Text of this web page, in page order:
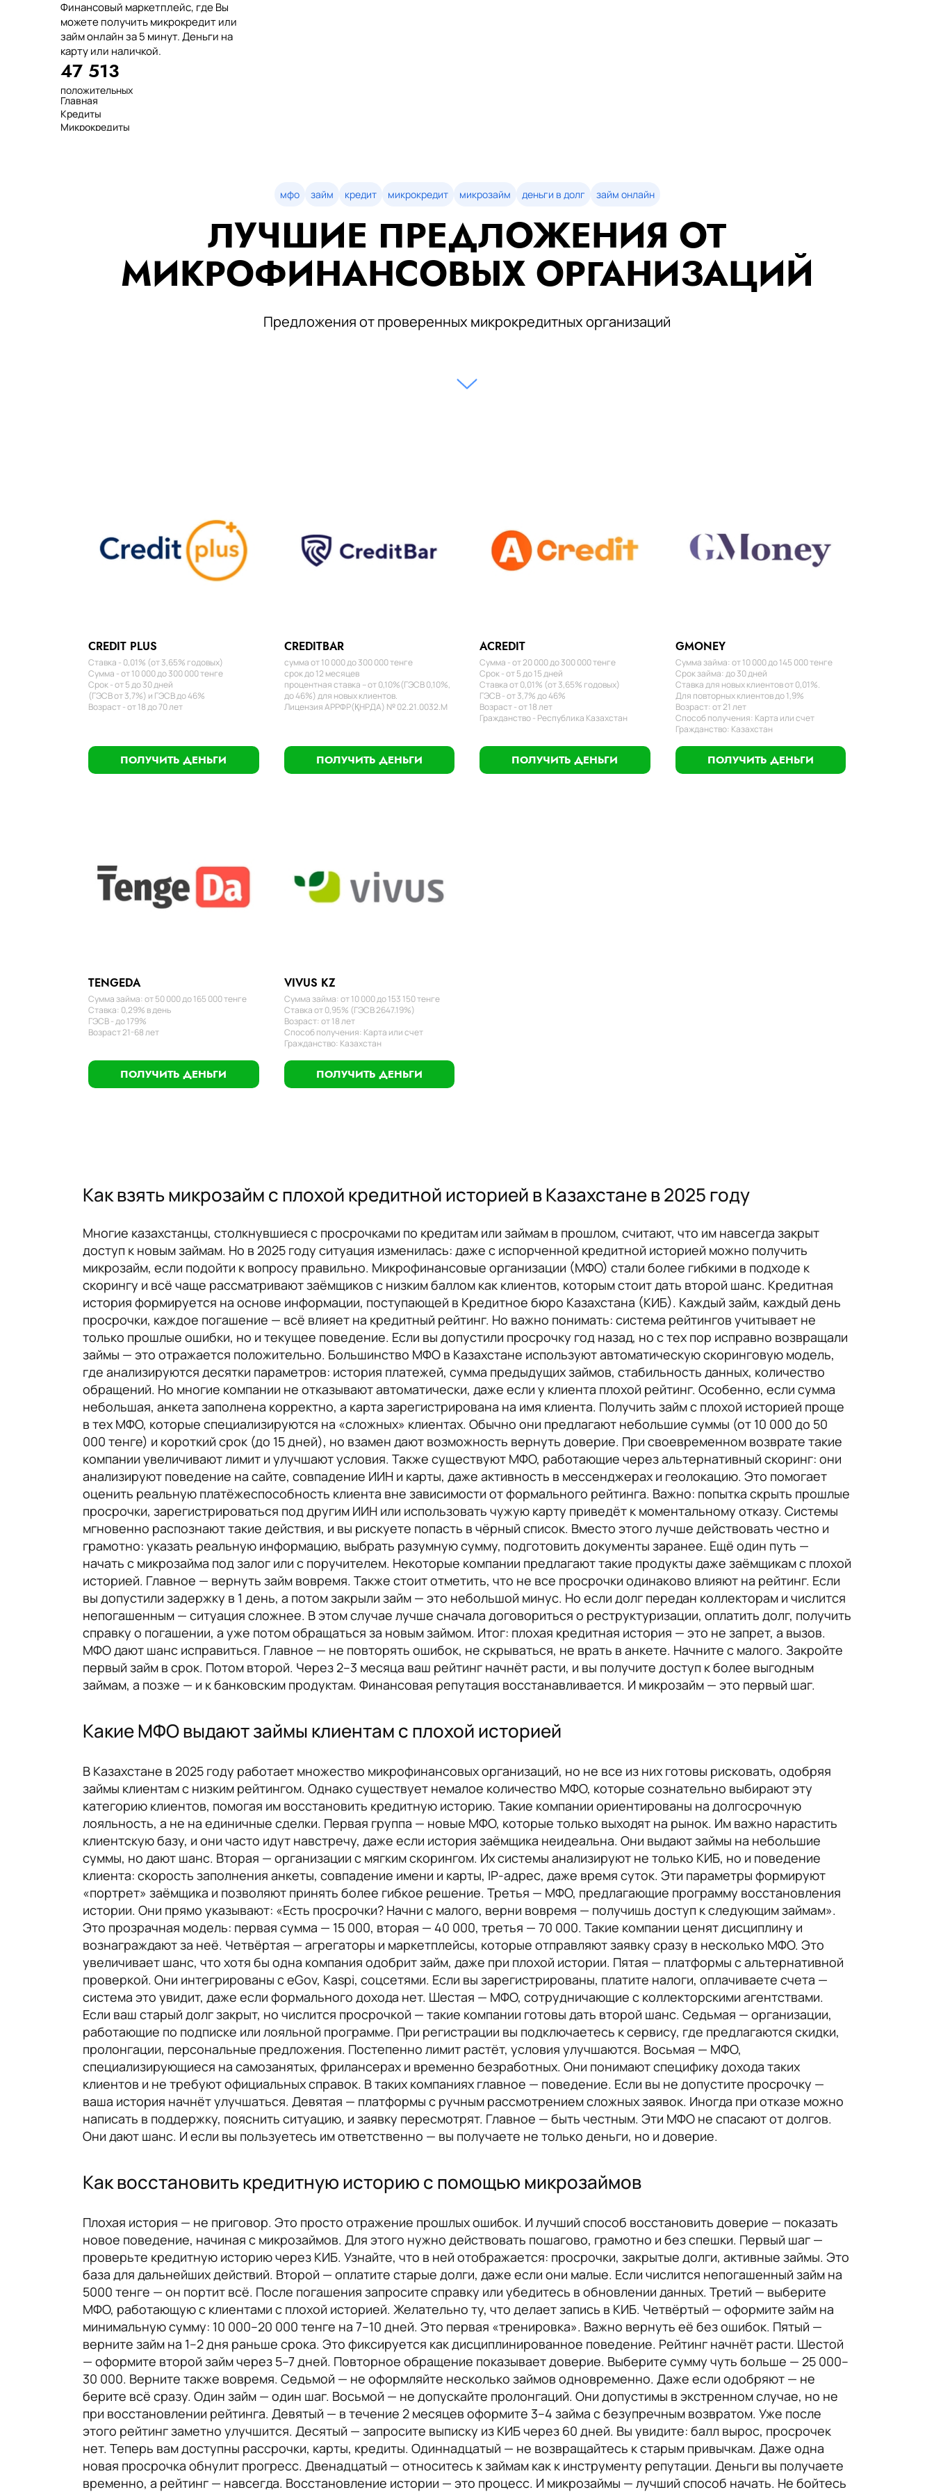
Финансовый маркетплейс, где Вы
можете получить микрокредит или
займ онлайн за 5 минут. Деньги на
карту или наличкой.
47 513
положительных
отзывов
тенге выдано
нашим клиентам
7 минут
Главная
Кредиты
Микрокредиты
мфо займ кредит микрокредит микрозайм деньги в долг займ онлайн
ЛУЧШИЕ ПРЕДЛОЖЕНИЯ ОТ
МИКРОФИНАНСОВЫХ ОРГАНИЗАЦИЙ
Предложения от проверенных микрокредитных организаций
CREDIT PLUS
Ставка - 0,01% (от 3,65% годовых)
Сумма - от 10 000 до 300 000 тенге
Срок - от 5 до 30 дней
(ГЭСВ от 3,7%) и ГЭСВ до 46%
Возраст - от 18 до 70 лет
ПОЛУЧИТЬ ДЕНЬГИ
CREDITBAR
сумма от 10 000 до 300 000 тенге
срок до 12 месяцев
процентная ставка – от 0,10%(ГЭСВ 0,10%,
до 46%) для новых клиентов.
Лицензия АРРФР(ҚНРДА) № 02.21.0032.М
ПОЛУЧИТЬ ДЕНЬГИ
ACREDIT
Сумма - от 20 000 до 300 000 тенге
Срок - от 5 до 15 дней
Ставка от 0,01% (от 3,65% годовых)
ГЭСВ - от 3,7% до 46%
Возраст - от 18 лет
Гражданство - Республика Казахстан
ПОЛУЧИТЬ ДЕНЬГИ
GMONEY
Сумма займа: от 10 000 до 145 000 тенге
Срок займа: до 30 дней
Ставка для новых клиентов от 0,01%.
Для повторных клиентов до 1,9%
Возраст: от 21 лет
Способ получения: Карта или счет
Гражданство: Казахстан
ПОЛУЧИТЬ ДЕНЬГИ
TENGEDA
Сумма займа: от 50 000 до 165 000 тенге
Ставка: 0,29% в день
ГЭСВ - до 179%
Возраст 21-68 лет
ПОЛУЧИТЬ ДЕНЬГИ
VIVUS KZ
Сумма займа: от 10 000 до 153 150 тенге
Ставка от 0,95% (ГЭСВ 2647.19%)
Возраст: от 18 лет
Способ получения: Карта или счет
Гражданство: Казахстан
ПОЛУЧИТЬ ДЕНЬГИ
Как взять микрозайм с плохой кредитной историей в Казахстане в 2025 году
Многие казахстанцы, столкнувшиеся с просрочками по кредитам или займам в прошлом, считают, что им навсегда закрыт
доступ к новым займам. Но в 2025 году ситуация изменилась: даже с испорченной кредитной историей можно получить
микрозайм, если подойти к вопросу правильно. Микрофинансовые организации (МФО) стали более гибкими в подходе к
скорингу и всё чаще рассматривают заёмщиков с низким баллом как клиентов, которым стоит дать второй шанс. Кредитная
история формируется на основе информации, поступающей в Кредитное бюро Казахстана (КИБ). Каждый займ, каждый день
просрочки, каждое погашение — всё влияет на кредитный рейтинг. Но важно понимать: система рейтингов учитывает не
только прошлые ошибки, но и текущее поведение. Если вы допустили просрочку год назад, но с тех пор исправно возвращали
займы — это отражается положительно. Большинство МФО в Казахстане используют автоматическую скоринговую модель,
где анализируются десятки параметров: история платежей, сумма предыдущих займов, стабильность данных, количество
обращений. Но многие компании не отказывают автоматически, даже если у клиента плохой рейтинг. Особенно, если сумма
небольшая, анкета заполнена корректно, а карта зарегистрирована на имя клиента. Получить займ с плохой историей проще
в тех МФО, которые специализируются на «сложных» клиентах. Обычно они предлагают небольшие суммы (от 10 000 до 50
000 тенге) и короткий срок (до 15 дней), но взамен дают возможность вернуть доверие. При своевременном возврате такие
компании увеличивают лимит и улучшают условия. Также существуют МФО, работающие через альтернативный скоринг: они
анализируют поведение на сайте, совпадение ИИН и карты, даже активность в мессенджерах и геолокацию. Это помогает
оценить реальную платёжеспособность клиента вне зависимости от формального рейтинга. Важно: попытка скрыть прошлые
просрочки, зарегистрироваться под другим ИИН или использовать чужую карту приведёт к моментальному отказу. Системы
мгновенно распознают такие действия, и вы рискуете попасть в чёрный список. Вместо этого лучше действовать честно и
грамотно: указать реальную информацию, выбрать разумную сумму, подготовить документы заранее. Ещё один путь —
начать с микрозайма под залог или с поручителем. Некоторые компании предлагают такие продукты даже заёмщикам с плохой
историей. Главное — вернуть займ вовремя. Также стоит отметить, что не все просрочки одинаково влияют на рейтинг. Если
вы допустили задержку в 1 день, а потом закрыли займ — это небольшой минус. Но если долг передан коллекторам и числится
непогашенным — ситуация сложнее. В этом случае лучше сначала договориться о реструктуризации, оплатить долг, получить
справку о погашении, а уже потом обращаться за новым займом. Итог: плохая кредитная история — это не запрет, а вызов.
МФО дают шанс исправиться. Главное — не повторять ошибок, не скрываться, не врать в анкете. Начните с малого. Закройте
первый займ в срок. Потом второй. Через 2–3 месяца ваш рейтинг начнёт расти, и вы получите доступ к более выгодным
займам, а позже — и к банковским продуктам. Финансовая репутация восстанавливается. И микрозайм — это первый шаг.
Какие МФО выдают займы клиентам с плохой историей
В Казахстане в 2025 году работает множество микрофинансовых организаций, но не все из них готовы рисковать, одобряя
займы клиентам с низким рейтингом. Однако существует немалое количество МФО, которые сознательно выбирают эту
категорию клиентов, помогая им восстановить кредитную историю. Такие компании ориентированы на долгосрочную
лояльность, а не на единичные сделки. Первая группа — новые МФО, которые только выходят на рынок. Им важно нарастить
клиентскую базу, и они часто идут навстречу, даже если история заёмщика неидеальна. Они выдают займы на небольшие
суммы, но дают шанс. Вторая — организации с мягким скорингом. Их системы анализируют не только КИБ, но и поведение
клиента: скорость заполнения анкеты, совпадение имени и карты, IP-адрес, даже время суток. Эти параметры формируют
«портрет» заёмщика и позволяют принять более гибкое решение. Третья — МФО, предлагающие программу восстановления
истории. Они прямо указывают: «Есть просрочки? Начни с малого, верни вовремя — получишь доступ к следующим займам».
Это прозрачная модель: первая сумма — 15 000, вторая — 40 000, третья — 70 000. Такие компании ценят дисциплину и
вознаграждают за неё. Четвёртая — агрегаторы и маркетплейсы, которые отправляют заявку сразу в несколько МФО. Это
увеличивает шанс, что хотя бы одна компания одобрит займ, даже при плохой истории. Пятая — платформы с альтернативной
проверкой. Они интегрированы с eGov, Kaspi, соцсетями. Если вы зарегистрированы, платите налоги, оплачиваете счета —
система это увидит, даже если формального дохода нет. Шестая — МФО, сотрудничающие с коллекторскими агентствами.
Если ваш старый долг закрыт, но числится просрочкой — такие компании готовы дать второй шанс. Седьмая — организации,
работающие по подписке или лояльной программе. При регистрации вы подключаетесь к сервису, где предлагаются скидки,
пролонгации, персональные предложения. Постепенно лимит растёт, условия улучшаются. Восьмая — МФО,
специализирующиеся на самозанятых, фрилансерах и временно безработных. Они понимают специфику дохода таких
клиентов и не требуют официальных справок. В таких компаниях главное — поведение. Если вы не допустите просрочку —
ваша история начнёт улучшаться. Девятая — платформы с ручным рассмотрением сложных заявок. Иногда при отказе можно
написать в поддержку, пояснить ситуацию, и заявку пересмотрят. Главное — быть честным. Эти МФО не спасают от долгов.
Они дают шанс. И если вы пользуетесь им ответственно — вы получаете не только деньги, но и доверие.
Как восстановить кредитную историю с помощью микрозаймов
Плохая история — не приговор. Это просто отражение прошлых ошибок. И лучший способ восстановить доверие — показать
новое поведение, начиная с микрозаймов. Для этого нужно действовать пошагово, грамотно и без спешки. Первый шаг —
проверьте кредитную историю через КИБ. Узнайте, что в ней отображается: просрочки, закрытые долги, активные займы. Это
база для дальнейших действий. Второй — оплатите старые долги, даже если они малые. Если числится непогашенный займ на
5000 тенге — он портит всё. После погашения запросите справку или убедитесь в обновлении данных. Третий — выберите
МФО, работающую с клиентами с плохой историей. Желательно ту, что делает запись в КИБ. Четвёртый — оформите займ на
минимальную сумму: 10 000–20 000 тенге на 7–10 дней. Это первая «тренировка». Важно вернуть её без ошибок. Пятый —
верните займ на 1–2 дня раньше срока. Это фиксируется как дисциплинированное поведение. Рейтинг начнёт расти. Шестой
— оформите второй займ через 5–7 дней. Повторное обращение показывает доверие. Выберите сумму чуть больше — 25 000–
30 000. Верните также вовремя. Седьмой — не оформляйте несколько займов одновременно. Даже если одобряют — не
берите всё сразу. Один займ — один шаг. Восьмой — не допускайте пролонгаций. Они допустимы в экстренном случае, но не
при восстановлении рейтинга. Девятый — в течение 2 месяцев оформите 3–4 займа с безупречным возвратом. Уже после
этого рейтинг заметно улучшится. Десятый — запросите выписку из КИБ через 60 дней. Вы увидите: балл вырос, просрочек
нет. Теперь вам доступны рассрочки, карты, кредиты. Одиннадцатый — не возвращайтесь к старым привычкам. Даже одна
новая просрочка обнулит прогресс. Двенадцатый — относитесь к займам как к инструменту репутации. Деньги вы получаете
временно, а рейтинг — навсегда. Восстановление истории — это процесс. И микрозаймы — лучший способ начать. Не бойтесь